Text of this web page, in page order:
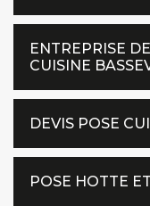
ENTREPRISE
CUISINE
DEVIS POSE
POSE HOTTE